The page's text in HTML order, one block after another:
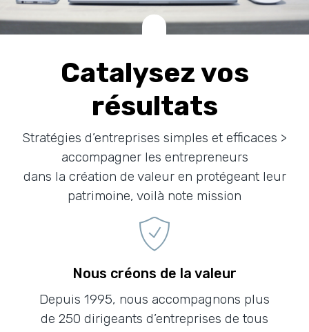
Catalysez vos
résultats
Stratégies d’entreprises simples et efficaces >
accompagner les entrepreneurs
dans la création de valeur en protégeant leur
patrimoine, voilà note mission
Nous créons de la valeur
Depuis 1995, nous accompagnons plus
de 250 dirigeants d’entreprises de tous